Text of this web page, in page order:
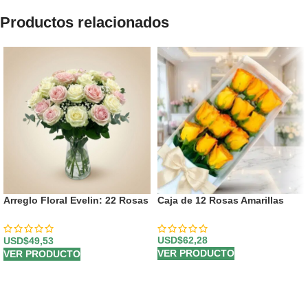
Productos relacionados
Arreglo Floral Evelin: 22 Rosas
🌿
USD$49,53
VER PRODUCTO
Caja de 12 Rosas Amarillas
USD$62,28
VER PRODUCTO